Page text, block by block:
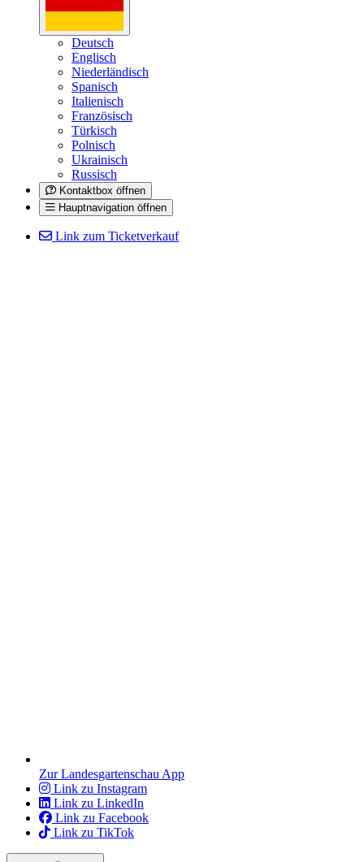
Deutsch
Englisch
Niederländisch
Spanisch
Italienisch
Französisch
Türkisch
Polnisch
Ukrainisch
Russisch
Kontaktbox öffnen
Hauptnavigation öffnen
Link zum Ticketverkauf
Zur Landesgartenschau App
Link zu Instagram
Link zu LinkedIn
Link zu Facebook
Link zu TikTok